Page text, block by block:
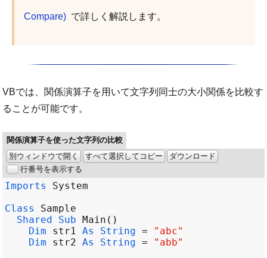
Compare) で詳しく解説します。
VBでは、関係演算子を用いて文字列同士の大小関係を比較す
ることが可能です。
関係演算子を使った文字列の比較
別ウィンドウで開く
すべて選択してコピー
ダウンロード
行番号を表示する
Imports
System
Class
Sample
Shared
Sub Main
Dim
str1 As String =
"abc"
Dim
str2 As String =
"abb"